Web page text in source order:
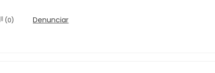
(0) Denunciar